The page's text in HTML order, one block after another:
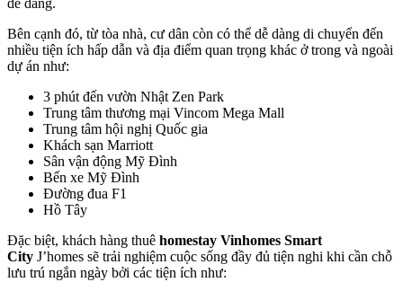
dễ dàng.
Bên cạnh đó, từ tòa nhà, cư dân còn có thể dễ dàng di chuyển đến
nhiều tiện ích hấp dẫn và địa điểm quan trọng khác ở trong và ngoài
dự án như:
3 phút đến vườn Nhật Zen Park
Trung tâm thương mại Vincom Mega Mall
Trung tâm hội nghị Quốc gia
Khách sạn Marriott
Sân vận động Mỹ Đình
Bến xe Mỹ Đình
Đường đua F1
Hồ Tây
Đặc biệt, khách hàng thuê homestay Vinhomes Smart
City J’homes sẽ trải nghiệm cuộc sống đầy đủ tiện nghi khi cần chỗ
lưu trú ngắn ngày bởi các tiện ích như: